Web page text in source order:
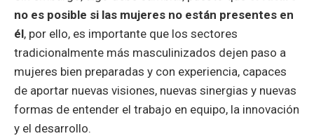
no es posible si las mujeres no están presentes en
él, por ello, es importante que los sectores
tradicionalmente más masculinizados dejen paso a
mujeres bien preparadas y con experiencia, capaces
de aportar nuevas visiones, nuevas sinergias y nuevas
formas de entender el trabajo en equipo, la innovación
y el desarrollo.